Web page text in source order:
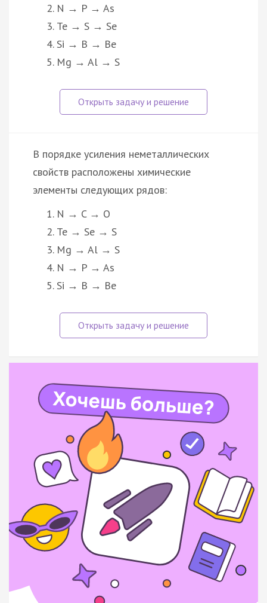
N → P → As
Te → S → Se
Si → В → Be
Mg → Al → S
В порядке усиления неметаллических
свойств расположены химические
элементы следующих рядов:
N → C → O
Te → Se → S
Mg → Al → S
N → P → As
Si → В → Be